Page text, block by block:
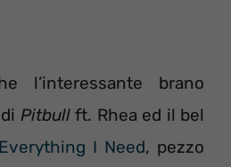
l’interessante brano
Pitbullft. Rhea ed il bel
Everything I Need, pezzo